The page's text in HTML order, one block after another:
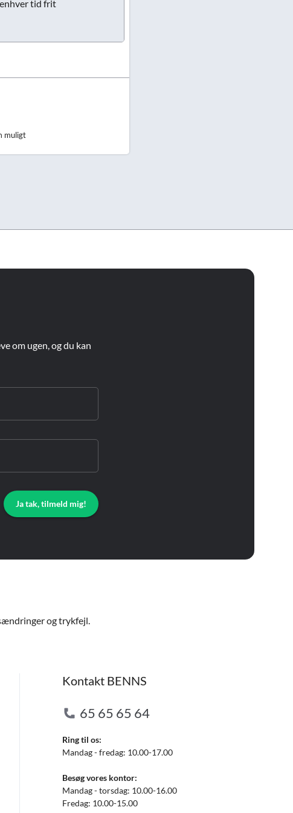
tid frit
muligt
om ugen, og du kan
Ja tak, tilmeld mig!
og trykfejl.
Kontakt BENNS
65 65 65 64
Ring til os:
Mandag - fredag: 10.00-17.00
Besøg vores kontor:
Mandag - torsdag: 10.00-16.00
Fredag: 10.00-15.00